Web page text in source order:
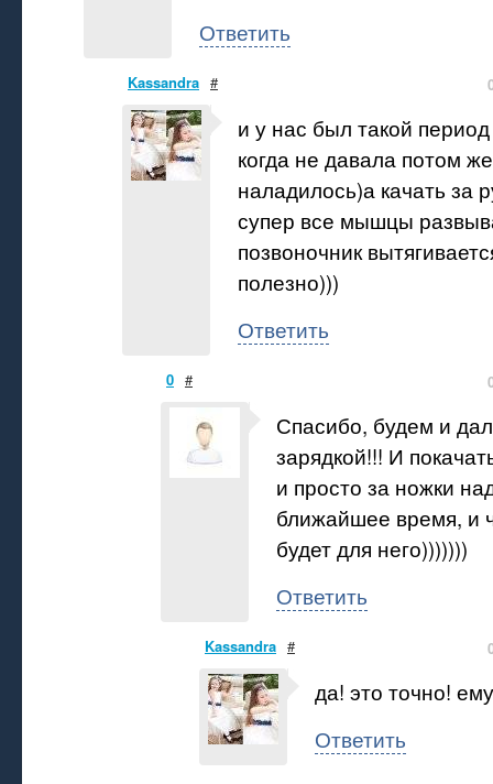
Ответить
Kassandra #
и у нас был такой
когда не давала потом
наладилось)а качать за
супер все мышцы
позвоночник
полезно)))
Ответить
0 #
Спасибо, будем и
зарядкой!!! И
и просто за ножки
ближайшее время, и
будет для него)))))))
Ответить
Kassandra #
да! это точно!
Ответить